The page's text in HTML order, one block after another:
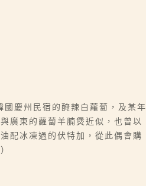
慶州民宿的醃辣白蘿蔔，及某年
廣東的蘿蔔羊腩煲近似，也曾以
配冰凍過的伏特加，從此偶會購